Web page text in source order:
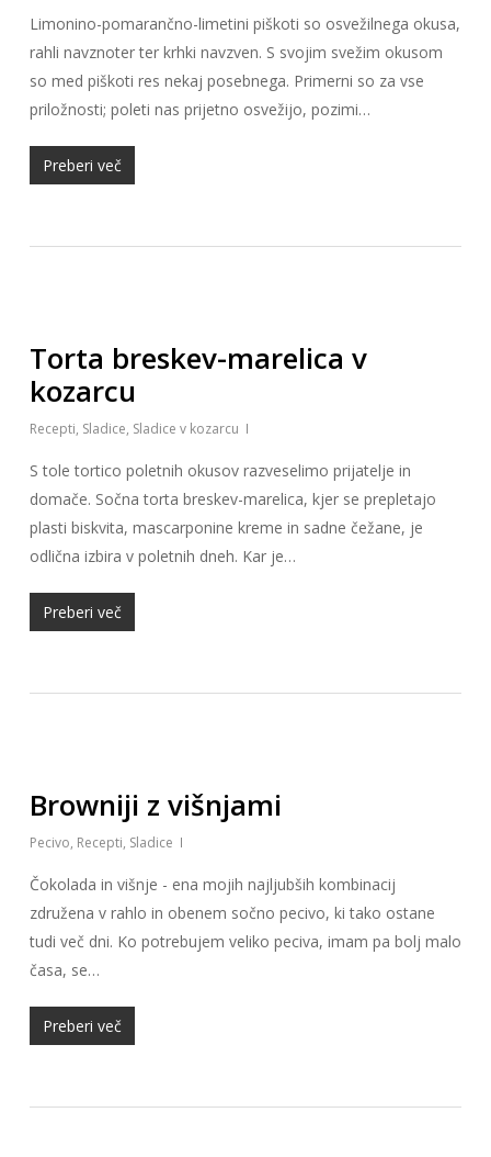
Limonino-pomarančno-limetini piškoti so osvežilnega okusa,
rahli navznoter ter krhki navzven. S svojim svežim okusom
so med piškoti res nekaj posebnega. Primerni so za vse
priložnosti; poleti nas prijetno osvežijo, pozimi…
Preberi več
Torta breskev-marelica v
kozarcu
Recepti, Sladice, Sladice v kozarcu
S tole tortico poletnih okusov razveselimo prijatelje in
domače. Sočna torta breskev-marelica, kjer se prepletajo
plasti biskvita, mascarponine kreme in sadne čežane, je
odlična izbira v poletnih dneh. Kar je…
Preberi več
Browniji z višnjami
Pecivo, Recepti, Sladice
Čokolada in višnje - ena mojih najljubših kombinacij
združena v rahlo in obenem sočno pecivo, ki tako ostane
tudi več dni. Ko potrebujem veliko peciva, imam pa bolj malo
časa, se…
Preberi več